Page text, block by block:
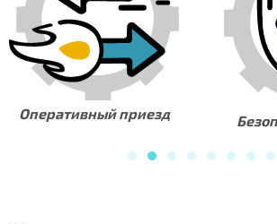
Оперативный приезд